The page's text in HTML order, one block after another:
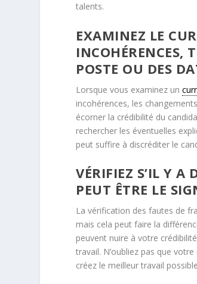
talents.
EXAMINEZ LE
INCOHÉRENCES,
POSTE OU DES
Lorsque vous examinez un
incohérences, les
écorner la crédibilité du
rechercher les éventuelles
peut suffire à discréditer le
VÉRIFIEZ S’IL Y A
PEUT ÊTRE LE
La vérification des fautes de
mais cela peut faire la
peuvent nuire à votre
travail. N’oubliez pas que
créez le meilleur travail